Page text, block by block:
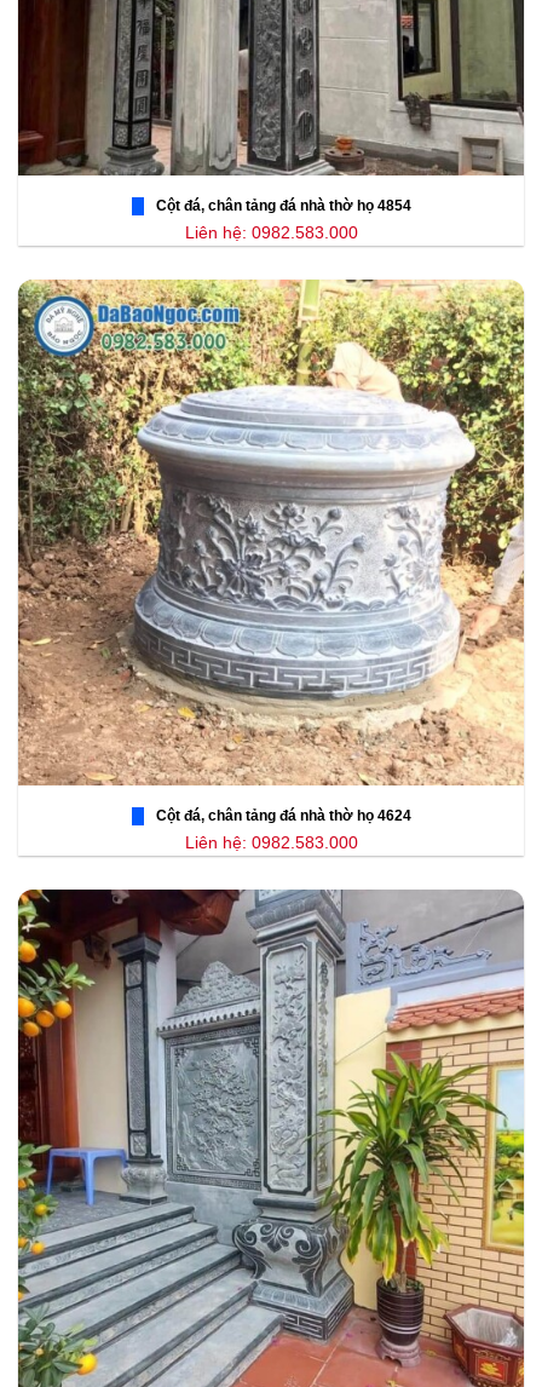
Cột đá, chân tảng đá nhà thờ họ 4854
Liên hệ: 0982.583.000
Cột đá, chân tảng đá nhà thờ họ 4624
Liên hệ: 0982.583.000